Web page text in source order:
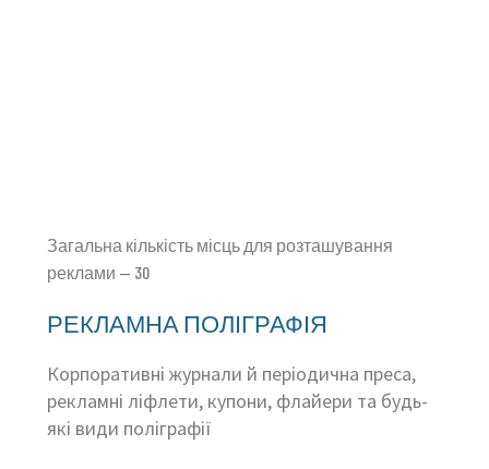
Загальна кількість місць для розташування
реклами — 30
РЕКЛАМНА ПОЛІГРАФІЯ
Корпоративні журнали й періодична преса,
рекламні ліфлети, купони, флайери та будь-
які види поліграфії